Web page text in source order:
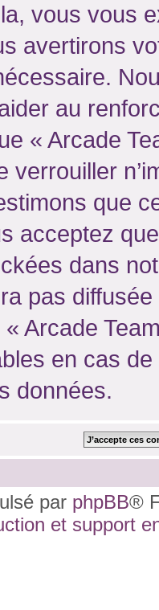
vous vous
avertirons
au
« Arcade
verrouiller
que
acceptez
dans
pas
Arcade
en cas
données.
par phpBB®
et support